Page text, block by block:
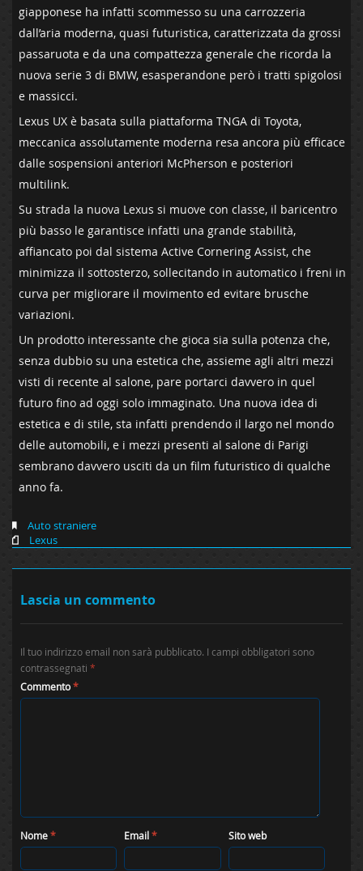
giapponese ha infatti scommesso su una carrozzeria
dall’aria moderna, quasi futuristica, caratterizzata da grossi
passaruota e da una compattezza generale che ricorda la
nuova serie 3 di BMW, esasperandone però i tratti spigolosi
e massicci.
Lexus UX è basata sulla piattaforma TNGA di Toyota,
meccanica assolutamente moderna resa ancora più efficace
dalle sospensioni anteriori McPherson e posteriori
multilink.
Su strada la nuova Lexus si muove con classe, il baricentro
più basso le garantisce infatti una grande stabilità,
affiancato poi dal sistema Active Cornering Assist, che
minimizza il sottosterzo, sollecitando in automatico i freni in
curva per migliorare il movimento ed evitare brusche
variazioni.
Un prodotto interessante che gioca sia sulla potenza che,
senza dubbio su una estetica che, assieme agli altri mezzi
visti di recente al salone, pare portarci davvero in quel
futuro fino ad oggi solo immaginato. Una nuova idea di
estetica e di stile, sta infatti prendendo il largo nel mondo
delle automobili, e i mezzi presenti al salone di Parigi
sembrano davvero usciti da un film futuristico di qualche
anno fa.
Auto straniere
Lexus
Lascia un commento
Il tuo indirizzo email non sarà pubblicato. I campi obbligatori sono
contrassegnati *
Commento*
Nome* Email* Sito web